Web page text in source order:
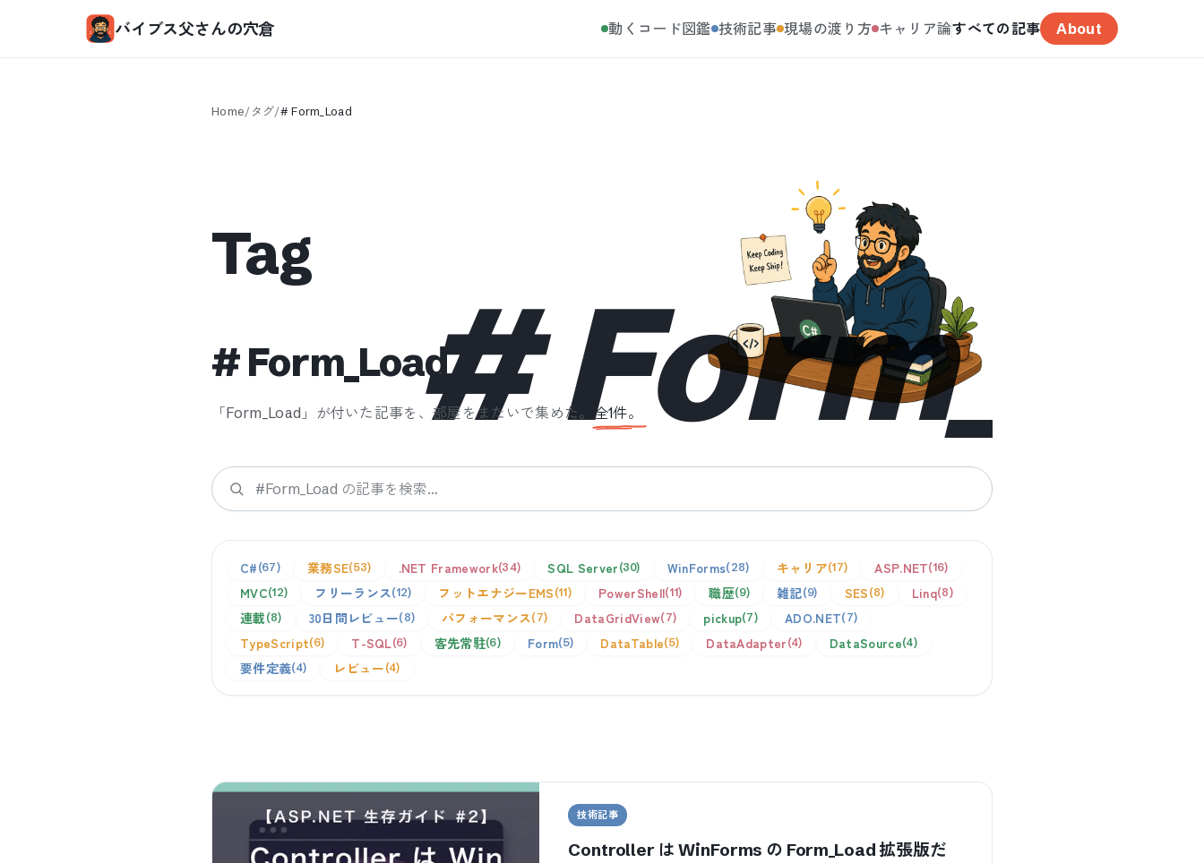
バイブス父さんの穴倉 動くコード図鑑 技術記事 現場の渡り方 キャリア論すべての記事 About
Home/タグ/#Form_Load
#
Tag
#Form_Load
「Form_Load 」が付いた記事を、部屋をまたいで集めた。 全1件。
検索
C# 67 業務SE 53 .NET Framework 34 SQL Server 30 WinForms 28 キャリア 17 ASP.NET 16
MVC 12 フリーランス 12 フットエナジーEMS 11 PowerShell 11 職歴 9 雑記 9 SES 8 Linq 8
連載 8 30日間レビュー 8 パフォーマンス 7 DataGridView 7 pickup 7 ADO.NET 7
TypeScript 6 T-SQL 6 客先常駐 6 Form 5 DataTable 5 DataAdapter 4 DataSource 4
要件定義 4 レビュー 4
技術記事
Controller は WinForms の Form_Load 拡張版だ